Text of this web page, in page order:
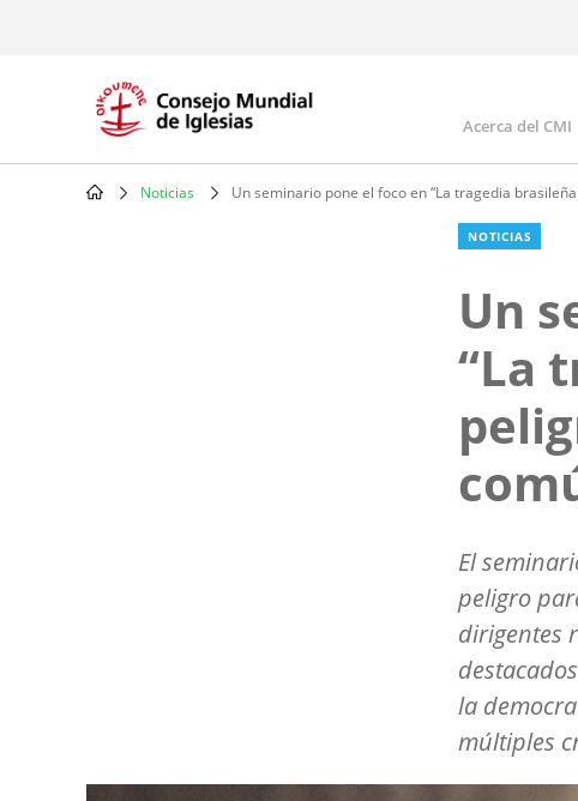
Main
Acerca del CMI
Noticias Un seminario pone el foco en “La tragedia
NOTICIAS
Un
“La
El
peligro
dirigentes
la
múltiples